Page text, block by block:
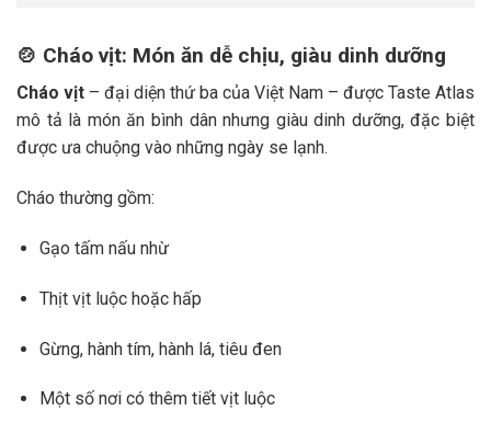
🍲 Cháo vịt: Món ăn dễ chịu, giàu dinh dưỡng
Cháo vịt – đại diện thứ ba của Việt Nam – được Taste Atlas
mô tả là món ăn bình dân nhưng giàu dinh dưỡng, đặc biệt
được ưa chuộng vào những ngày se lạnh.
Cháo thường gồm:
Gạo tấm nấu nhừ
Thịt vịt luộc hoặc hấp
Gừng, hành tím, hành lá, tiêu đen
Một số nơi có thêm tiết vịt luộc